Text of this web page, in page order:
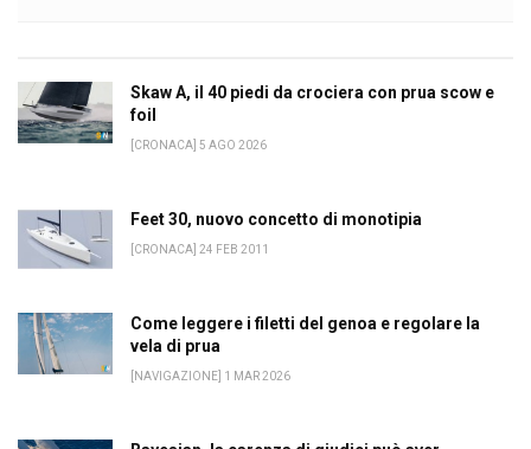
Skaw A, il 40 piedi da crociera con prua scow e
foil
[CRONACA] 5 AGO 2026
Feet 30, nuovo concetto di monotipia
[CRONACA] 24 FEB 2011
Come leggere i filetti del genoa e regolare la
vela di prua
[NAVIGAZIONE] 1 MAR 2026